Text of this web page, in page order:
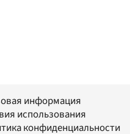
информация
использования
конфиденциальности